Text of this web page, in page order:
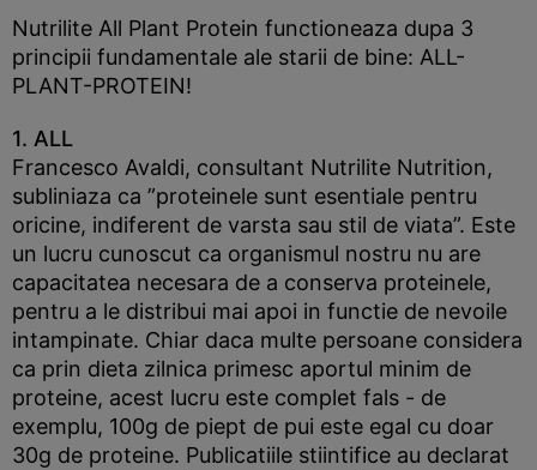
Nutrilite All Plant Protein functioneaza dupa 3
principii fundamentale ale starii de bine: ALL-
PLANT-PROTEIN!
1. ALL
Francesco Avaldi, consultant Nutrilite Nutrition,
subliniaza ca ”proteinele sunt esentiale pentru
oricine, indiferent de varsta sau stil de viata”. Este
un lucru cunoscut ca organismul nostru nu are
capacitatea necesara de a conserva proteinele,
pentru a le distribui mai apoi in functie de nevoile
intampinate. Chiar daca multe persoane considera
ca prin dieta zilnica primesc aportul minim de
proteine, acest lucru este complet fals - de
exemplu, 100g de piept de pui este egal cu doar
30g de proteine. Publicatiile stiintifice au declarat